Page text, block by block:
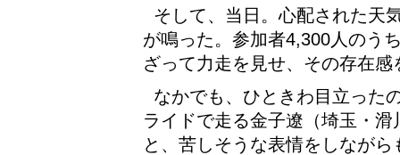
そして、当日。心配された天
が鳴った。参加者4,300人のう
ざって力走を見せ、その存在
なかでも、ひときわ目立った
ライドで走る金子遼（埼玉・
と、苦しそうな表情をしなが